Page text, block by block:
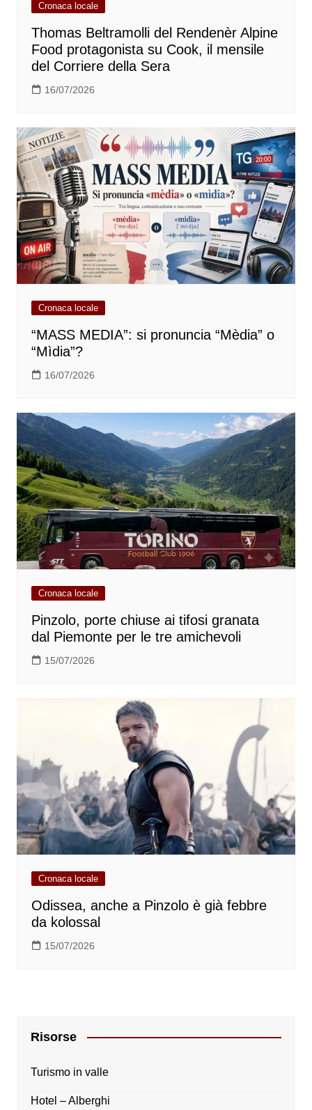
Cronaca locale
Thomas Beltramolli del Rendenèr Alpine
Food protagonista su Cook, il mensile
del Corriere della Sera
16/07/2026
Cronaca locale
“MASS MEDIA”: si pronuncia “Mèdia” o
“Mìdia”?
16/07/2026
Cronaca locale
Pinzolo, porte chiuse ai tifosi granata
dal Piemonte per le tre amichevoli
15/07/2026
Cronaca locale
Odissea, anche a Pinzolo è già febbre
da kolossal
15/07/2026
Risorse
Turismo in valle
Hotel – Alberghi